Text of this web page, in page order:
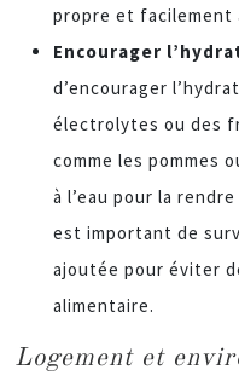
propre et facilement
Encourager
d’encourager
électrolytes ou des
comme les pommes
à l’eau pour la
est important de
ajoutée pour éviter
alimentaire.
Logement et